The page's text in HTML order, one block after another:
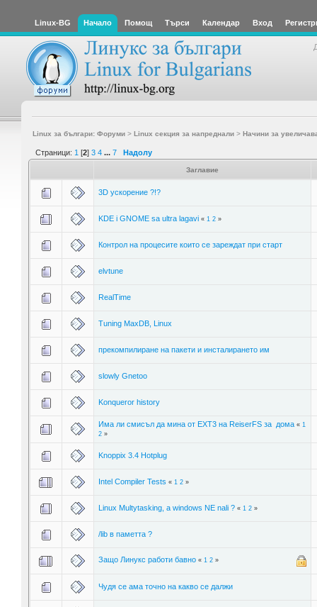
Linux-BG Начало Помощ Търси Календар Вход
Linux за българи: Форуми> Linux секция за напреднали> Начини за
Страници: 1 [2] 3 4 ... 7 Надолу
Заглавие
3D ускорение ?!?
KDE i GNOME sa ultra lagavi « 1 2»
Контрол на процесите които се зареждат при старт
elvtune
RealTime
Tuning MaxDB, Linux
прекомпилиране на пакети и инсталирането им
slowly Gnetoo
Konqueror history
Има ли смисъл да мина от ЕХТ3 на ReiserFS за дома « 1
2»
Knoppix 3.4 Hotplug
Intel Compiler Tests « 1 2»
Linux Multytasking, a windows NE nali ? « 1 2»
/lib в паметта ?
Защо Линукс работи бавно « 1 2»
Чудя се ама точно на какво се далжи